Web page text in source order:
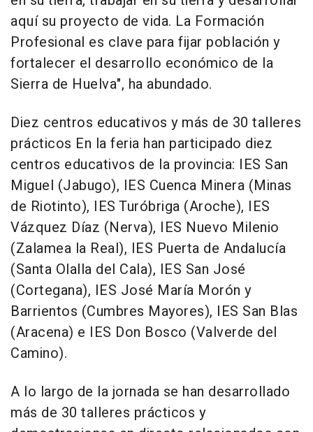
aquí su proyecto de vida. La Formación
Profesional es clave para fijar población y
fortalecer el desarrollo económico de la
Sierra de Huelva", ha abundado.
Diez centros educativos y más de 30 talleres
prácticos En la feria han participado diez
centros educativos de la provincia: IES San
Miguel (Jabugo), IES Cuenca Minera (Minas
de Riotinto), IES Turóbriga (Aroche), IES
Vázquez Díaz (Nerva), IES Nuevo Milenio
(Zalamea la Real), IES Puerta de Andalucía
(Santa Olalla del Cala), IES San José
(Cortegana), IES José María Morón y
Barrientos (Cumbres Mayores), IES San Blas
(Aracena) e IES Don Bosco (Valverde del
Camino).
A lo largo de la jornada se han desarrollado
más de 30 talleres prácticos y